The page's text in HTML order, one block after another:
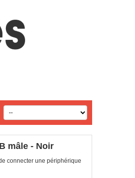
mâle - Noir
connecter une périphérique